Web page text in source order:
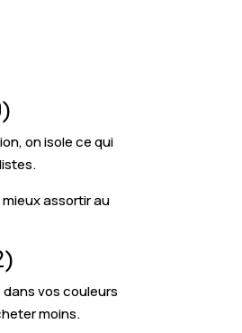
on isole ce qui
assortir au
vos couleurs
moins.